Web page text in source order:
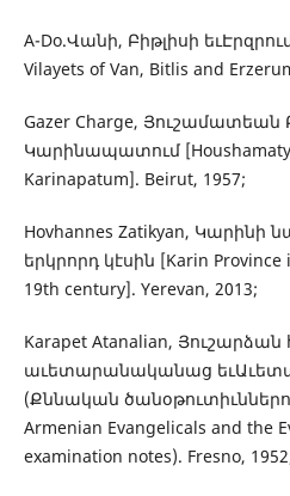
A-Do.Վանի, Բիթլիսի
Vilayets of Van, Bitlis and
Gazer Charge, Յուշամատեան
Կարինապատում
Karinapatum]. Beirut, 1957;
Hovhannes Zatikyan, Կարինի
երկրորդ կէսին [Karin
19th century]. Yerevan, 2013;
Karapet Atanalian, Յուշարձան
աւետարանականաց
(Քննական
Armenian Evangelicals and the
examination notes). Fresno,